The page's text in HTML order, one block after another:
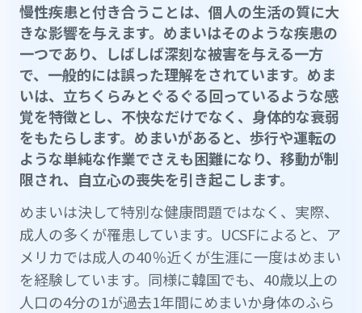
慢性疾患と付き合うことは、個人の生活の質に大
きな影響を与えます。めまいはそのような疾患の
一つであり、しばしば深刻な被害を与える一方
で、一般的には誤った理解をされています。めま
いは、立ちくらみとぐるぐる回っているような感
覚を特徴とし、不快なだけでなく、身体的な衰弱
をもたらします。めまいがあると、歩行や運転の
ような単純な作業でさえも困難になり、移動が制
限され、自立心の喪失を引き起こします。
めまいは決して特別な健康問題ではなく、実際、
成人の多くが罹患しています。UCSFによると、ア
メリカでは成人の40％近くが生涯に一度はめまい
を経験しています。同様に韓国でも、40歳以上の
人口の4分の1が過去1年間にめまいか身体のふら